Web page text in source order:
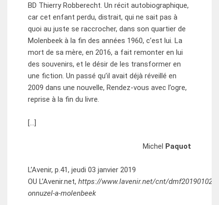
BD Thierry Robberecht. Un récit autobiographique,
car cet enfant perdu, distrait, qui ne sait pas à
quoi au juste se raccrocher, dans son quartier de
Molenbeek à la fin des années 1960, c’est lui. La
mort de sa mère, en 2016, a fait remonter en lui
des souvenirs, et le désir de les transformer en
une fiction. Un passé qu’il avait déjà réveillé en
2009 dans une nouvelle, Rendez­-vous avec l’ogre,
reprise à la fin du livre.
[…]
Michel Paquot
L’Avenir, p.41, jeudi 03 janvier 2019
OU L’Avenir.net, https://www.lavenir.net/cnt/
onnuzel-a-molenbeek